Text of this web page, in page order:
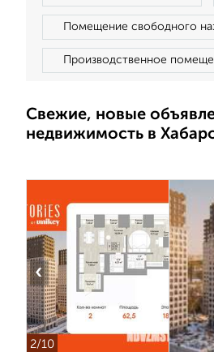
Помещение свободного
Производственное
Свежие, новые
недвижимость в
2/10
‹